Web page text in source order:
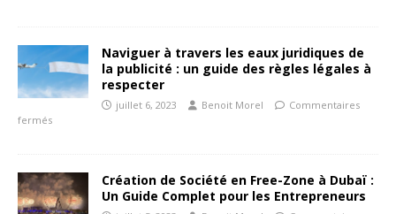
Naviguer à travers les eaux juridiques de
la publicité : un guide des règles légales à
respecter
juillet 6, 2023 Benoit Morel
Commentaires
fermés
Création de Société en Free-Zone à Dubaï :
Un Guide Complet pour les Entrepreneurs